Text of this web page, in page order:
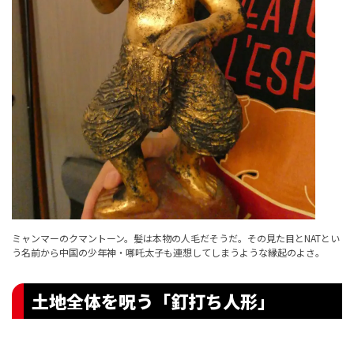
ミャンマーのクマントーン。髪は本物の人毛だそうだ。その見た目とNATとい
う名前から中国の少年神・哪吒太子も連想してしまうような縁起のよさ。
土地全体を呪う「釘打ち人形」